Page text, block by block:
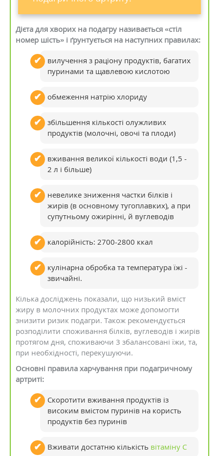
Дієта для хворих на подагру називається «стіл
номер шість» і ґрунтується на наступних правилах:
вилучення з раціону продуктів, багатих
пуринами та щавлевою кислотою
обмеження натрію хлориду
збільшення кількості олужливих
продуктів (молочні, овочі та плоди)
вживання великої кількості води (1,5 -
2 л і більше)
невелике зниження частки білків і
жирів (в основному тугоплавких), а при
супутньому ожирінні, й вуглеводів
калорійність: 2700-2800 ккал
кулінарна обробка та температура їжі -
звичайні.
Кілька досліджень показали, що низький вміст
жиру в молочних продуктах може допомогти
знизити ризик подагри. Також рекомендується
розподілити споживання білків, вуглеводів і жирів
протягом дня, споживаючи 3 збалансовані їжи, та,
при необхідності, перекушуючи.
Основні правила харчування при подагричному
артриті:
Скоротити вживання продуктів із
високим вмістом пуринів на користь
продуктів без пуринів
Вживати достатню кількість вітаміну С